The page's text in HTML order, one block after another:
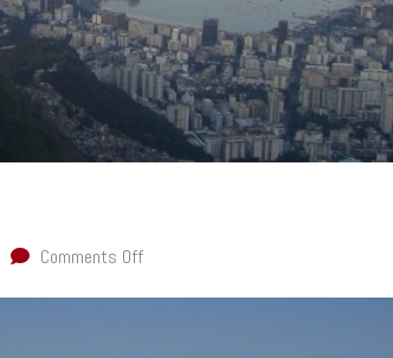
Comments Off